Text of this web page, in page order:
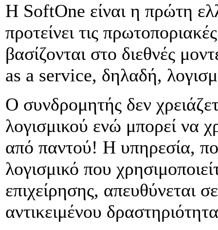
Η SoftOne είναι η πρώτη
προτείνει τις
βασίζονται στο διεθνές
as a service, δηλαδή,
O συνδρομητής δεν
λογισμικού ενώ μπορεί να
από παντού! Η υπηρεσία,
λογισμικό που
επιχείρησης, απευθύνεται
αντικειμένου